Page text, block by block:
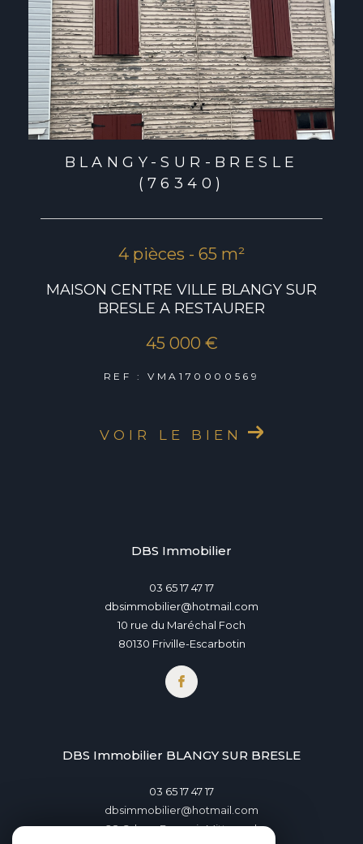
BLANGY-SUR-BRESLE
(76340)
4 pièces - 65 m²
MAISON CENTRE VILLE BLANGY SUR
BRESLE A RESTAURER
45 000 €
REF : VMA170000569
VOIR LE BIEN
DBS Immobilier
03 65 17 47 17
dbsimmobilier@hotmail.com
10 rue du Maréchal Foch
80130
Friville-Escarbotin
DBS Immobilier BLANGY SUR BRESLE
03 65 17 47 17
dbsimmobilier@hotmail.com
28 Gd rue François Mitterand